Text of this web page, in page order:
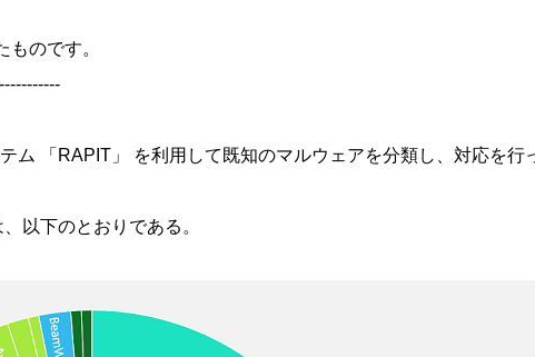
のです。
「RAPIT」 を利用して既知のマルウェアを分類し、対応を行
以下のとおりである。